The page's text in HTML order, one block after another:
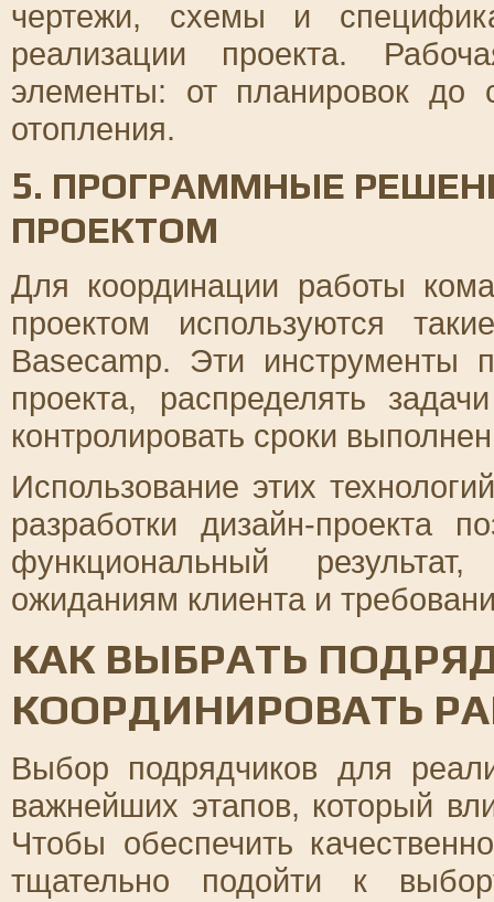
чертежи, схемы и
реализации проекта.
элементы: от планировок до
отопления.
5. ПРОГРАММНЫЕ
ПРОЕКТОМ
Для координации работы
проектом используются
Basecamp. Эти инструменты
проекта, распределять
контролировать сроки
Использование этих
разработки дизайн-проекта
функциональный
ожиданиям клиента и
КАК ВЫБРАТЬ
КООРДИНИРОВАТЬ
Выбор подрядчиков для
важнейших этапов, который
Чтобы обеспечить
тщательно подойти к